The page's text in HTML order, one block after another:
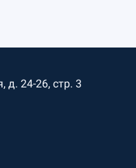
д. 24-26, стр. 3